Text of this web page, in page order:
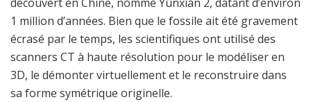
1 million d’années. Bien que le fossile ait été gravement
écrasé par le temps, les scientifiques ont utilisé des
scanners CT à haute résolution pour le modéliser en
3D, le démonter virtuellement et le reconstruire dans
sa forme symétrique originelle.